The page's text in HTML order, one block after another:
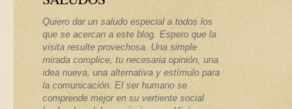
Quiero dar un saludo especial a todos los
que se acercan a este blog. Espero que la
visita resulte provechosa. Una simple
mirada complice, tu necesaria opinión, una
idea nueva, una alternativa y estímulo para
la comunicación. El ser humano se
comprende mejor en su vertiente social